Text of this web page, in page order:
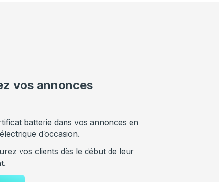
vos annonces
batterie dans vos annonces en
d’occasion.
vos clients dès le début de leur